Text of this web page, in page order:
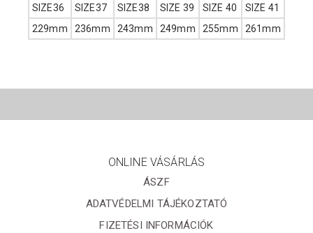
SIZE36 SIZE37 SIZE38 SIZE 39 SIZE 40
SIZE 41
229mm
236mm 243mm 249mm 255mm 261mm
ONLINE VÁSÁRLÁS
ÁSZF
ADATVÉDELMI TÁJÉKOZTATÓ
FIZETÉSI INFORMÁCIÓK